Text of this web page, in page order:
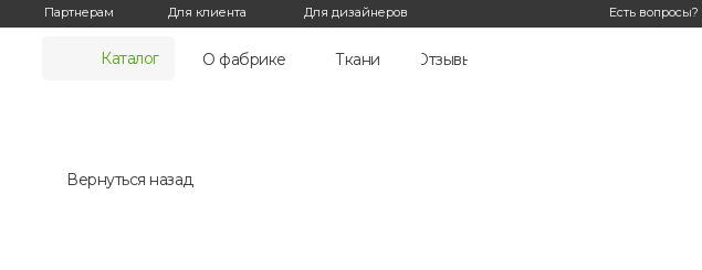
Каталог О фабрике Ткани Отзывы
Есть вопросы?
Партнерам Для клиента Для дизайнеров
Вернуться назад